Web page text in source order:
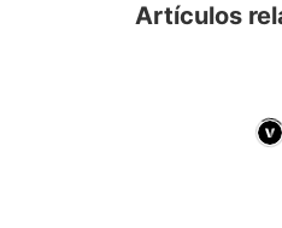
Artículos